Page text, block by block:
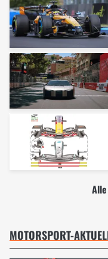
MOTORSPORT-